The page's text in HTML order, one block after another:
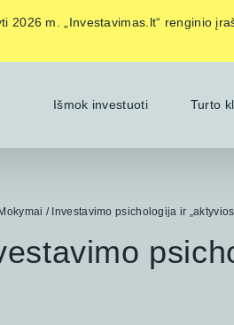
2026 m. „Investavimas.lt“ renginio
Išmok investuoti Turto
Mokymai / Investavimo psichologija ir